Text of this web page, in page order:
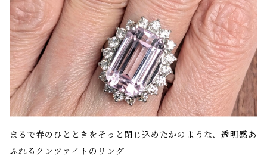
まるで春のひとときをそっと閉じ込めたかのような、透明感あ
ふれるクンツァイトのリング